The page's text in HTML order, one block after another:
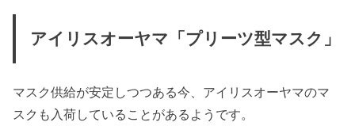
アイリスオーヤマ「プリーツ型マスク」
マスク供給が安定しつつある今、アイリスオーヤマのマ
スクも入荷していることがあるようです。